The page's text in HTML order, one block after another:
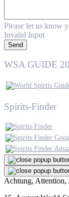
Please let us know
Invalid Input
Send
WSA GUIDE
Spirits-Finder
Achtung, Attention,